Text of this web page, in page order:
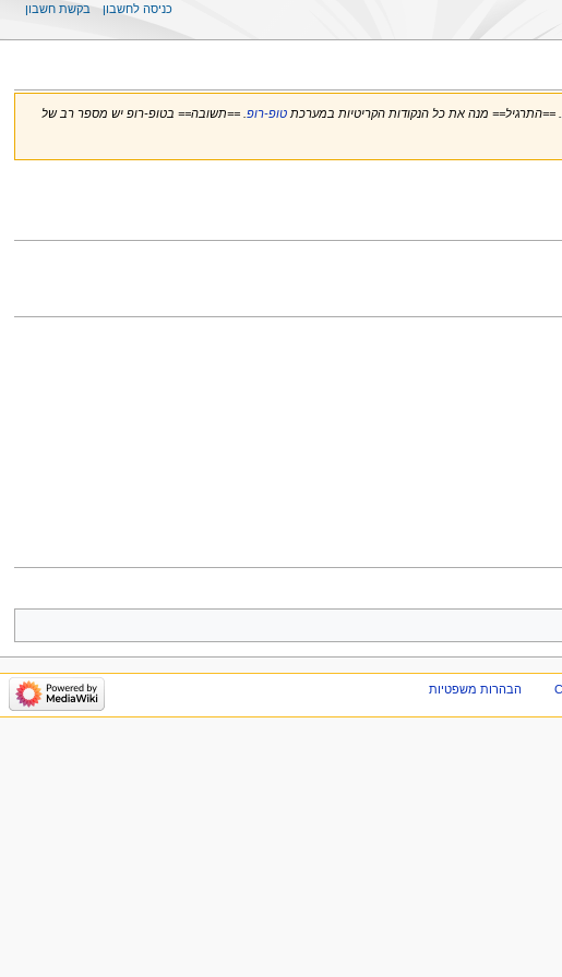
. ==התרגיל== מנה את כל הנקודות הקריטיות במערכתטופ-רופ . ==תשובה== בטופ-רופ יש מספר רב של
כניסה לחשבון בקשת חשבון
הבהרות משפטיות